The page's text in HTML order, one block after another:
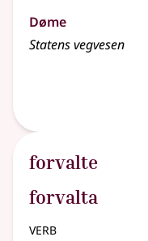
Døme
Statens vegvesen
forvalte
forvalta
verb